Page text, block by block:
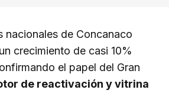
nacionales de Concanaco
crecimiento de casi 10%
el papel del Gran
de reactivación y vitrina